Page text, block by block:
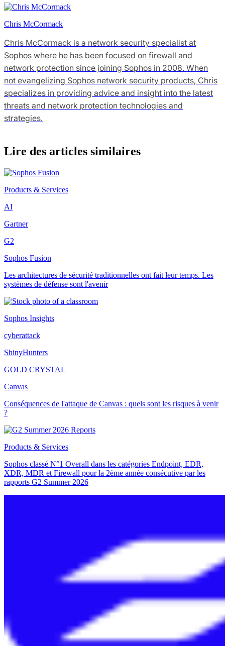
Chris McCormack
Chris McCormack is a network security specialist at
Sophos where he has been focused on firewall and
network protection since joining Sophos in 2008. When
not evangelizing Sophos network security products, Chris
specializes in providing advice and insight into the latest
threats and network protection technologies and
strategies.
Lire des articles similaires
Products & Services
AI
Gartner
G2
Sophos Fusion
Les architectures de sécurité traditionnelles ont fait leur temps. Les
systèmes de défense sont l'avenir
Sophos Insights
cyberattack
ShinyHunters
GOLD CRYSTAL
Canvas
Conséquences de l'attaque de Canvas : quels sont les risques à venir
?
Products & Services
Sophos classé N°1 Overall dans les catégories Endpoint, EDR,
XDR, MDR et Firewall pour la 2ème année consécutive par les
rapports G2 Summer 2026